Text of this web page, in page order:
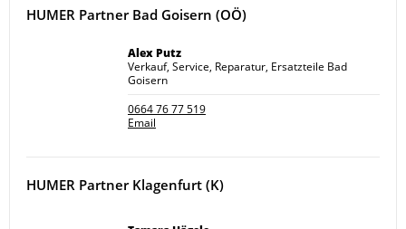
HUMER Partner Bad Goisern (OÖ)
Alex Putz
Verkauf, Service, Reparatur, Ersatzteile Bad
Goisern
0664 76 77 519
Email
HUMER Partner Klagenfurt (K)